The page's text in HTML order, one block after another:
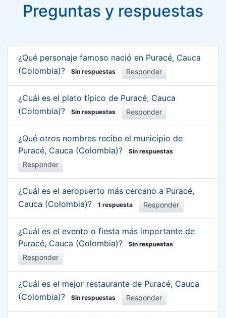
Preguntas y respuestas
¿Qué personaje famoso nació en Puracé, Cauca
(Colombia)?
Sin respuestas Responder
¿Cuál es el plato típico de Puracé, Cauca
(Colombia)?
Sin respuestas Responder
¿Qué otros nombres recibe el municipio de
Puracé, Cauca (Colombia)?
Sin respuestas
Responder
¿Cuál es el aeropuerto más cercano a Puracé,
Cauca (Colombia)?
1 respuesta Responder
¿Cuál es el evento o fiesta más importante de
Puracé, Cauca (Colombia)?
Sin respuestas
Responder
¿Cuál es el mejor restaurante de Puracé, Cauca
(Colombia)?
Sin respuestas Responder